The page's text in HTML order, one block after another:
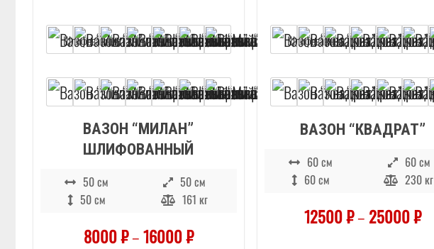
ВАЗОН “МИЛАН”
ШЛИФОВАННЫЙ
50 см
50 см
50 см
161 кг
8000₽–16000₽
ВАЗОН “КВАДРАТ”
60 см
60 см
60 см
230 кг
12500₽– 25000₽